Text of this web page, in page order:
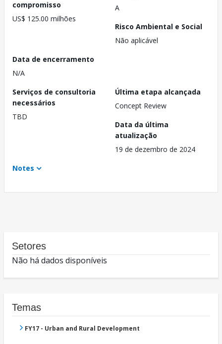
compromisso
US$ 125.00 milhões
A
Risco Ambiental e Social
Não aplicável
Data de encerramento
N/A
Serviços de consultoria
necessários
TBD
Última etapa alcançada
Concept Review
Data da última
atualização
19 de dezembro de 2024
Notes
Setores
Não há dados disponíveis
Temas
FY17 - Urban and Rural Development